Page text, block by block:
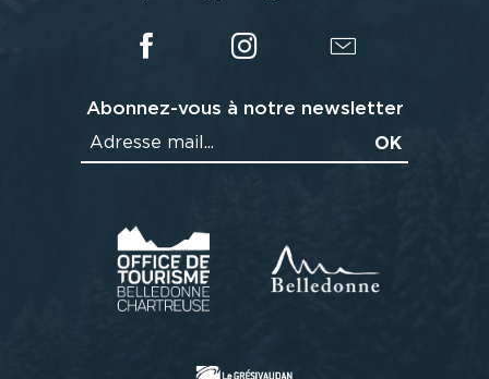
Abonnez-vous à notre newsletter